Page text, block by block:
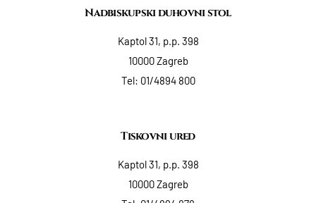
Nadbiskupski duhovni stol
Kaptol 31, p.p. 398
10000 Zagreb
Tel: 01/4894 800
Tiskovni ured
Kaptol 31, p.p. 398
10000 Zagreb